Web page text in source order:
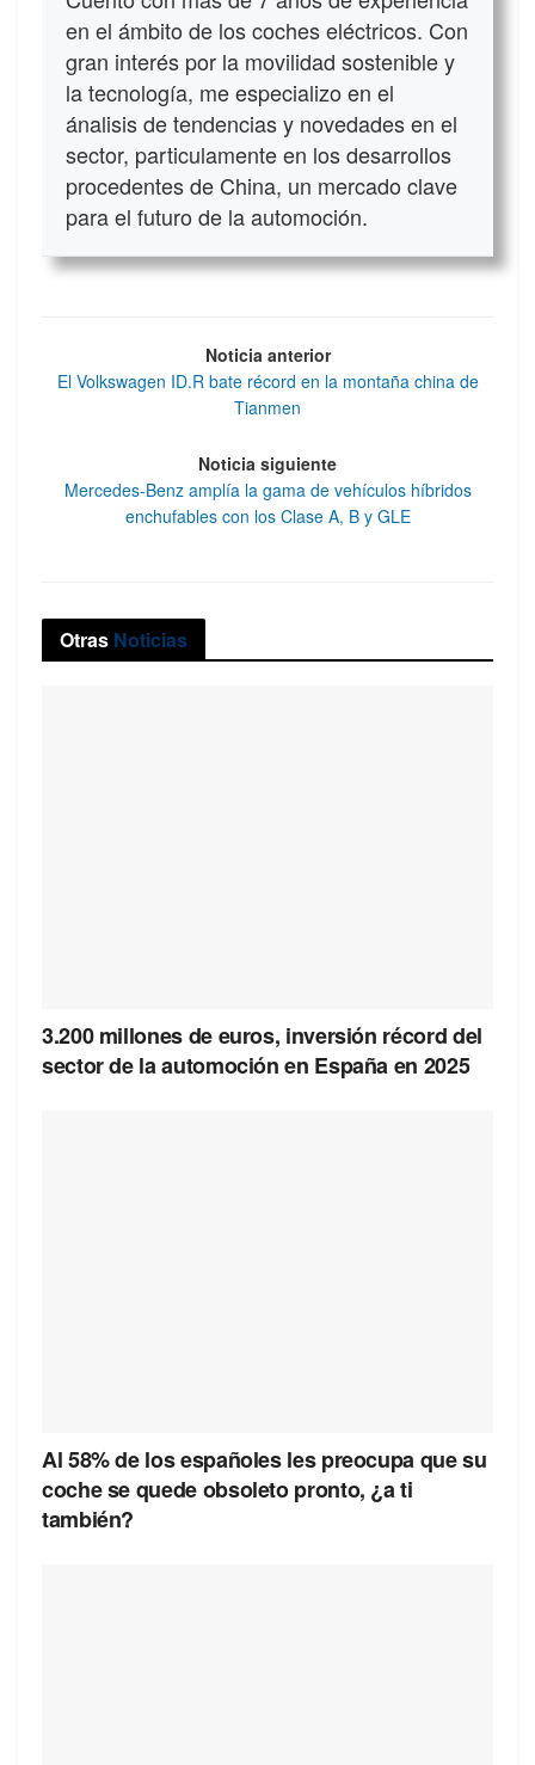
en el ámbito de los coches eléctricos. Con
gran interés por la movilidad sostenible y
la tecnología, me especializo en el
ánalisis de tendencias y novedades en el
sector, particulamente en los desarrollos
procedentes de China, un mercado clave
para el futuro de la automoción.
Noticia anterior
El Volkswagen ID.R bate récord en la montaña china de
Tianmen
Noticia siguiente
Mercedes-Benz amplía la gama de vehículos híbridos
enchufables con los Clase A, B y GLE
Otras Noticias
3.200 millones de euros, inversión récord del
sector de la automoción en España en 2025
Al 58% de los españoles les preocupa que su
coche se quede obsoleto pronto, ¿a ti
también?